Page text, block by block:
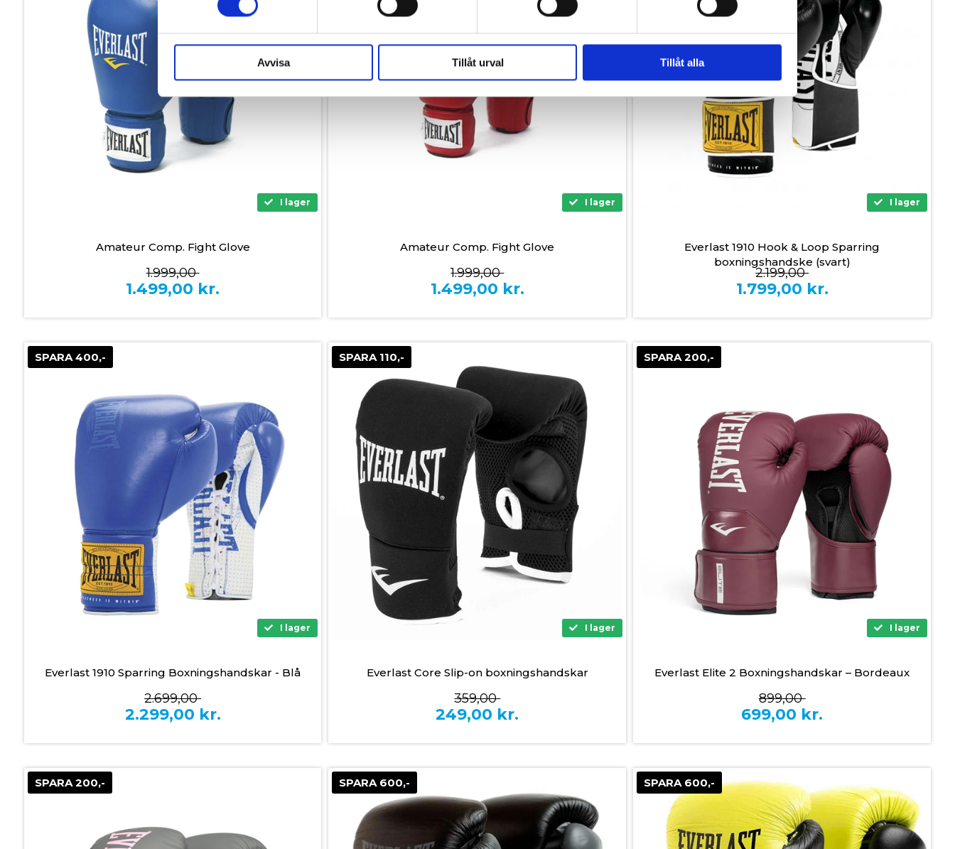
sociala medier och analysera vår trafik. Vi vidarebefordrar även sådana identifierare och annan information från din enhet
till de sociala medier och annons- och analysföretag som vi samarbetar med. Dessa kan i sin tur kombinera informationen
med annan information som du har tillhandahållit eller som de har samlat in när du har använt deras tjänster.
Avvisa Tillåt urval Tillåt alla
I lager
Amateur Comp. Fight Glove
1.999,00
1.499,00 kr.
I lager
Amateur Comp. Fight Glove
1.999,00
1.499,00 kr.
I lager
Everlast 1910 Hook & Loop Sparring
boxningshandske (svart)
2.199,00
1.799,00 kr.
SPARA 400,-
I lager
Everlast 1910 Sparring Boxningshandskar - Blå
2.699,00
2.299,00 kr.
SPARA 110,-
I lager
Everlast Core Slip-on boxningshandskar
359,00
249,00 kr.
SPARA 200,-
I lager
Everlast Elite 2 Boxningshandskar – Bordeaux
899,00
699,00 kr.
SPARA 200,- SPARA 600,- SPARA 600,-